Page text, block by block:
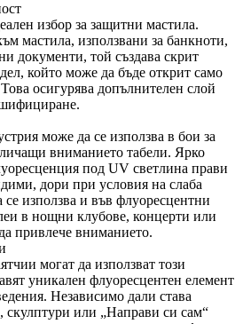
избор за защитни мастила.
мастила, използвани за банкноти,
документи, той създава скрит
който може да бъде открит само
осигурява допълнителен слой
може да се използва в бои за
вниманието табели. Ярко
под UV светлина прави
дори при условия на слаба
използва и във флуоресцентни
в нощни клубове, концерти или
привлече вниманието.
могат да използват този
уникален флуоресцентен елемент
Независимо дали става
скулптури или „Направи си сам“